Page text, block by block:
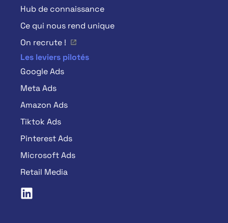
Hub de connaissance
Ce qui nous rend unique
On recrute !
Les leviers pilotés
Google Ads
Meta Ads
Amazon Ads
Tiktok Ads
Pinterest Ads
Microsoft Ads
Retail Media